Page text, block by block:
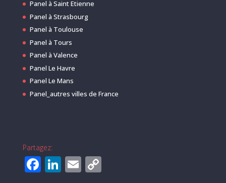
Panel à Saint Etienne
Panel à Strasbourg
Panel à Toulouse
Panel à Tours
Panel à Valence
Panel Le Havre
Panel Le Mans
Panel_autres villes de France
Partagez:
F Li E C